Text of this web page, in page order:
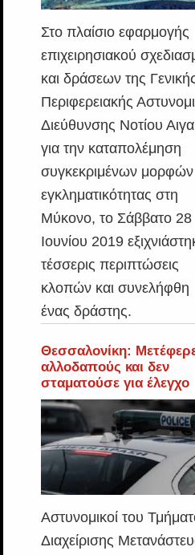
Στο πλαίσιο εφαρμογής
επιχειρησιακού
και δράσεων της
Περιφερειακής
Διεύθυνσης Νοτίου
για την καταπολέμηση
συγκεκριμένων μορφών
εγκληματικότητας στη
Μύκονο, το Σάββατο 28
Ιουνίου 2019
τέσσερις περιπτώσεις
κλοπών και συνελήφθη
ένας δράστης.
Θεσσαλονίκη:
αλλοδαπούς και δεν
σταματούσε για έλεγχο
Αστυνομικοί του
Διαχείρισης